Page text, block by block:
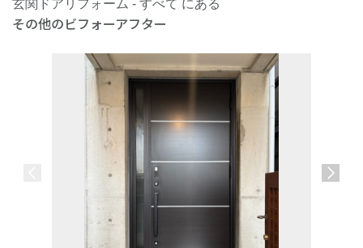
玄関ドアリフォーム - すべて にある
その他のビフォーアフター